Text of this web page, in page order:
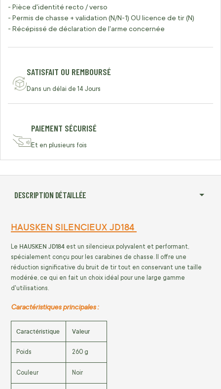
- Pièce d'identité recto / verso
- Permis de chasse + validation (N/N-1) OU licence de tir (N)
- Récépissé de déclaration de l'arme concernée
SATISFAIT OU REMBOURSÉ
Dans un délai de 14 Jours
PAIEMENT SÉCURISÉ
Et en plusieurs fois
DESCRIPTION DÉTAILLÉE
HAUSKEN SILENCIEUX JD184
Le HAUSKEN JD184 est un silencieux polyvalent et performant,
spécialement conçu pour les carabines de chasse. Il offre une
réduction significative du bruit de tir tout en conservant une taille
modérée, ce qui en fait un choix idéal pour une large gamme
d'utilisations.
Caractéristiques principales :
Caractéristique Valeur
Poids 260 g
Couleur Noir